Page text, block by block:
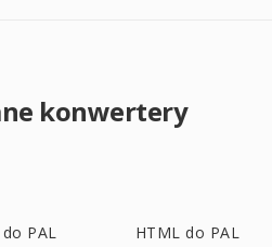
konwertery
do PAL HTML do PAL